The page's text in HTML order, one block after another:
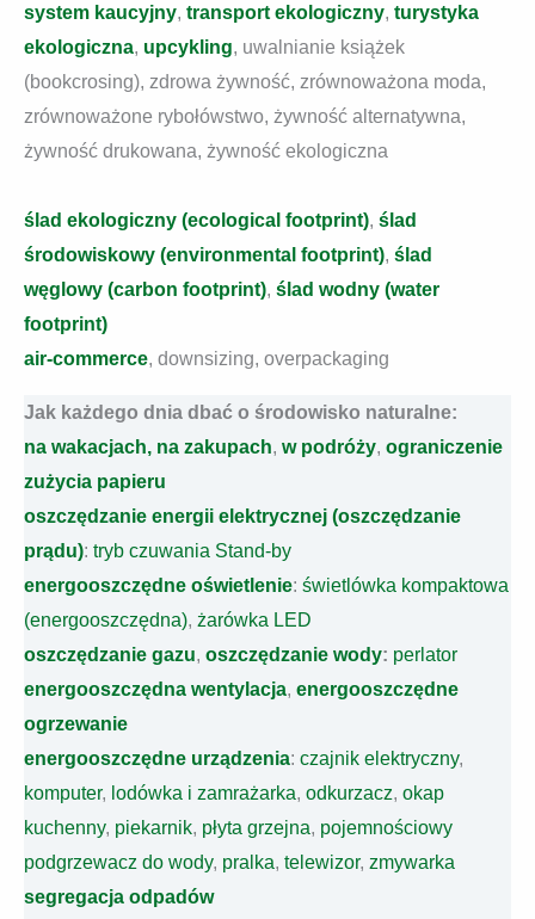
system kaucyjny, transport ekologiczny, turystyka
ekologiczna, upcykling, uwalnianie książek
(bookcrosing), zdrowa żywność, zrównoważona moda,
zrównoważone rybołówstwo, żywność alternatywna,
żywność drukowana, żywność ekologiczna
ślad ekologiczny (ecological footprint), ślad
środowiskowy (environmental footprint), ślad
węglowy (carbon footprint), ślad wodny (water
footprint)
air-commerce, downsizing, overpackaging
Jak każdego dnia dbać o środowisko naturalne:
na wakacjach, na zakupach, w podróży, ograniczenie
zużycia papieru
oszczędzanie energii elektrycznej (oszczędzanie
prądu): tryb czuwania Stand-by
energooszczędne oświetlenie: świetlówka kompaktowa
(energooszczędna), żarówka LED
oszczędzanie gazu, oszczędzanie wody: perlator
energooszczędna wentylacja, energooszczędne
ogrzewanie
energooszczędne urządzenia: czajnik elektryczny,
komputer, lodówka i zamrażarka, odkurzacz, okap
kuchenny, piekarnik, płyta grzejna, pojemnościowy
podgrzewacz do wody, pralka, telewizor, zmywarka
segregacja odpadów